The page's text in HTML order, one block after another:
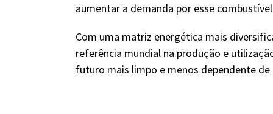
aumentar a demanda por esse
Com uma matriz energética mais
referência mundial na produção e
futuro mais limpo e menos dependente